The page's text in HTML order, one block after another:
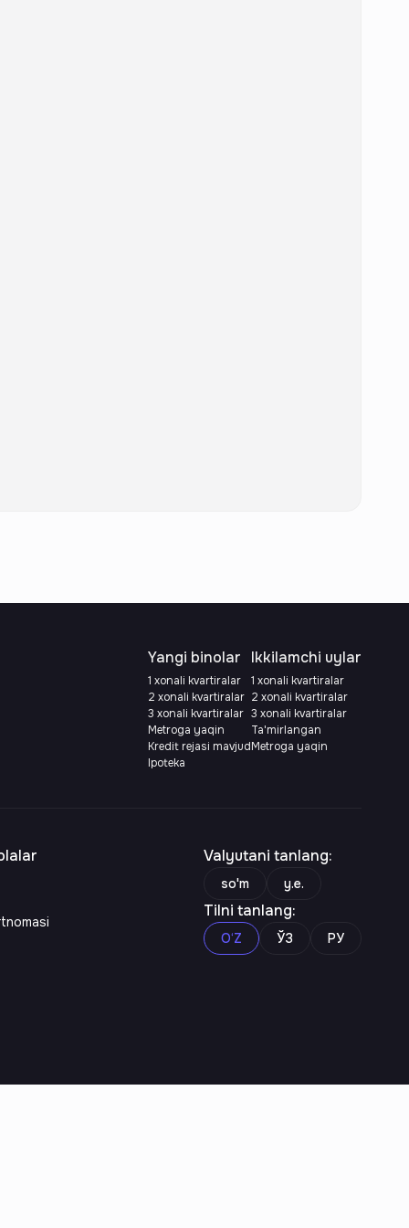
Yangi binolar
1 xonali kvartiralar
2 xonali kvartiralar
3 xonali kvartiralar
Metroga yaqin
Kredit rejasi mavjud
Ipoteka
Ikkilamchi uylar
1 xonali kvartiralar
2 xonali kvartiralar
3 xonali kvartiralar
Ta'mirlangan
Metroga yaqin
Valyutani tanlang:
so'm y.e.
Tilni tanlang:
O‘Z ЎЗ РУ